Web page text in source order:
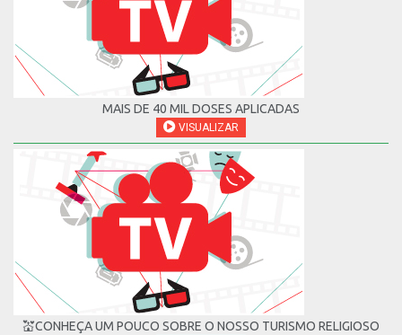
MAIS DE 40 MIL DOSES APLICADAS
VISUALIZAR
💒CONHEÇA UM POUCO SOBRE O NOSSO TURISMO RELIGIOSO